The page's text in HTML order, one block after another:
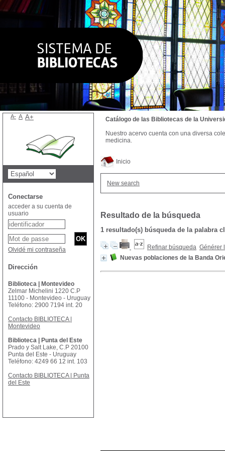
Inicio
New search
Resultado de la búsqueda
1 resultado(s) búsqueda de la palabra
Refinar búsqueda Générer
Nuevas poblaciones de la Banda
Catálogo de las Bibliotecas de la
Nuestro acervo cuenta con una diversa
medicina.
A- A A+
Conectarse
acceder a su cuenta de
usuario
Olvidé mi contraseña
Dirección
Biblioteca | Montevideo
Zelmar Michelini 1220 C.P
11100 - Montevideo - Uruguay
Teléfono: 2900 7194 int. 20
Contacto BIBLIOTECA |
Montevideo
Biblioteca | Punta del Este
Prado y Salt Lake, C.P 20100
Punta del Este - Uruguay
Teléfono: 4249 66 12 int. 103
Contacto BIBLIOTECA | Punta
del Este